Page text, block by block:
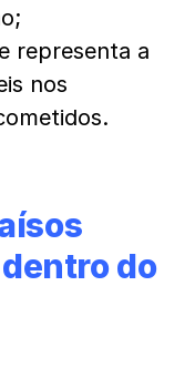
representa a
nos
do